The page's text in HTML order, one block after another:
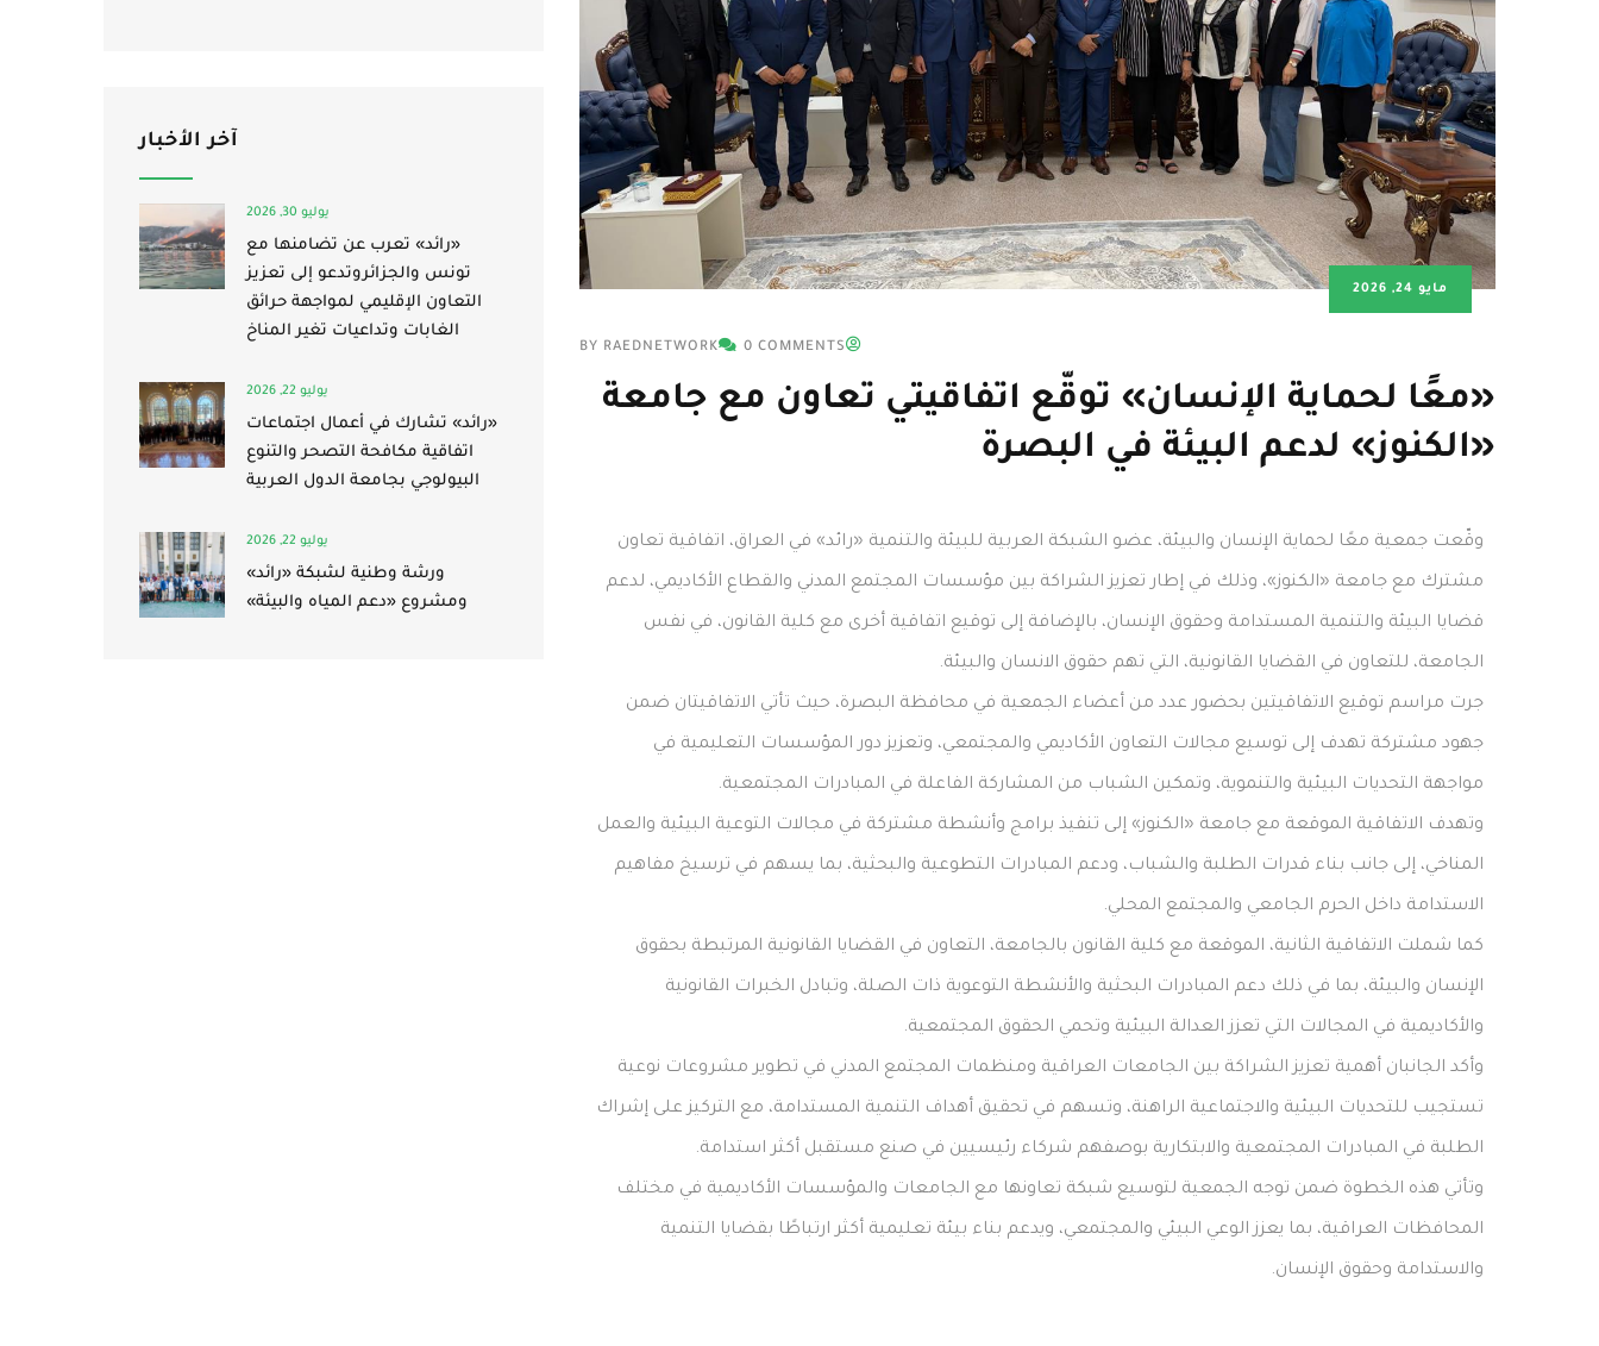
مايو 24, 2026
BY RAEDNETWORK 0 COMMENTS
«معًا لحماية الإنسان» توقّع اتفاقيتي تعاون مع جامعة
«الكنوز» لدعم البيئة في البصرة
وقّعت جمعية معًا لحماية الإنسان والبيئة، عضو الشبكة العربية للبيئة والتنمية «رائد» في العراق، اتفاقية تعاون
مشترك مع جامعة «الكنوز»، وذلك في إطار تعزيز الشراكة بين مؤسسات المجتمع المدني والقطاع الأكاديمي، لدعم
قضايا البيئة والتنمية المستدامة وحقوق الإنسان، بالإضافة إلى توقيع اتفاقية أخرى مع كلية القانون، في نفس
الجامعة، للتعاون في القضايا القانونية، التي تهم حقوق الانسان والبيئة.
جرت مراسم توقيع الاتفاقيتين بحضور عدد من أعضاء الجمعية في محافظة البصرة، حيث تأتي الاتفاقيتان ضمن
جهود مشتركة تهدف إلى توسيع مجالات التعاون الأكاديمي والمجتمعي، وتعزيز دور المؤسسات التعليمية في
مواجهة التحديات البيئية والتنموية، وتمكين الشباب من المشاركة الفاعلة في المبادرات المجتمعية.
وتهدف الاتفاقية الموقعة مع جامعة «الكنوز» إلى تنفيذ برامج وأنشطة مشتركة في مجالات التوعية البيئية والعمل
المناخي، إلى جانب بناء قدرات الطلبة والشباب، ودعم المبادرات التطوعية والبحثية، بما يسهم في ترسيخ مفاهيم
الاستدامة داخل الحرم الجامعي والمجتمع المحلي.
كما شملت الاتفاقية الثانية، الموقعة مع كلية القانون بالجامعة، التعاون في القضايا القانونية المرتبطة بحقوق
الإنسان والبيئة، بما في ذلك دعم المبادرات البحثية والأنشطة التوعوية ذات الصلة، وتبادل الخبرات القانونية
والأكاديمية في المجالات التي تعزز العدالة البيئية وتحمي الحقوق المجتمعية.
وأكد الجانبان أهمية تعزيز الشراكة بين الجامعات العراقية ومنظمات المجتمع المدني في تطوير مشروعات نوعية
تستجيب للتحديات البيئية والاجتماعية الراهنة، وتسهم في تحقيق أهداف التنمية المستدامة، مع التركيز على إشراك
الطلبة في المبادرات المجتمعية والابتكارية بوصفهم شركاء رئيسيين في صنع مستقبل أكثر استدامة.
وتأتي هذه الخطوة ضمن توجه الجمعية لتوسيع شبكة تعاونها مع الجامعات والمؤسسات الأكاديمية في مختلف
المحافظات العراقية، بما يعزز الوعي البيئي والمجتمعي، ويدعم بناء بيئة تعليمية أكثر ارتباطًا بقضايا التنمية
والاستدامة وحقوق الإنسان.
آخر الأخبار
يوليو 30, 2026
«رائد» تعرب عن تضامنها مع
تونس والجزائروتدعو إلى تعزيز
التعاون الإقليمي لمواجهة حرائق
الغابات وتداعيات تغير المناخ
يوليو 22, 2026
«رائد» تشارك في أعمال اجتماعات
اتفاقية مكافحة التصحر والتنوع
البيولوجي بجامعة الدول العربية
يوليو 22, 2026
ورشة وطنية لشبكة «رائد»
ومشروع «دعم المياه والبيئة»